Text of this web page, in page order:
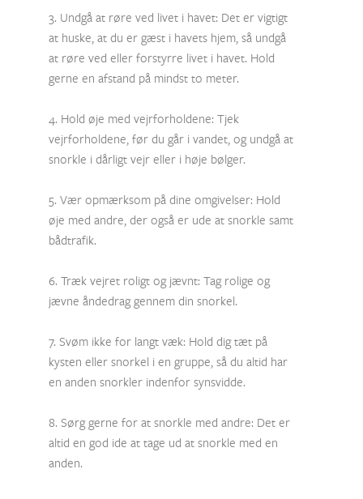
3. Undgå at røre ved livet i havet: Det er vigtigt
at huske, at du er gæst i havets hjem, så undgå
at røre ved eller forstyrre livet i havet. Hold
gerne en afstand på mindst to meter.
4. Hold øje med vejrforholdene: Tjek
vejrforholdene, før du går i vandet, og undgå at
snorkle i dårligt vejr eller i høje bølger.
5. Vær opmærksom på dine omgivelser: Hold
øje med andre, der også er ude at snorkle samt
bådtrafik.
6. Træk vejret roligt og jævnt: Tag rolige og
jævne åndedrag gennem din snorkel.
7. Svøm ikke for langt væk: Hold dig tæt på
kysten eller snorkel i en gruppe, så du altid har
en anden snorkler indenfor synsvidde.
8. Sørg gerne for at snorkle med andre: Det er
altid en god ide at tage ud at snorkle med en
anden.